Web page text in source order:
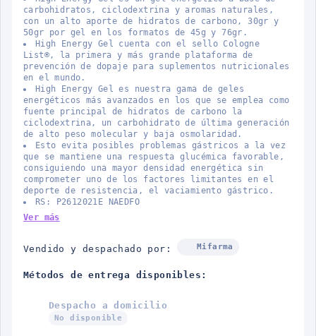
carbohidratos, ciclodextrina y aromas naturales,
con un alto aporte de hidratos de carbono, 30gr y
50gr por gel en los formatos de 45g y 76gr.
High Energy Gel cuenta con el sello Cologne
List®, la primera y más grande plataforma de
prevención de dopaje para suplementos nutricionales
en el mundo.
High Energy Gel es nuestra gama de geles
energéticos más avanzados en los que se emplea como
fuente principal de hidratos de carbono la
ciclodextrina, un carbohidrato de última generación
de alto peso molecular y baja osmolaridad.
Esto evita posibles problemas gástricos a la vez
que se mantiene una respuesta glucémica favorable,
consiguiendo una mayor densidad energética sin
comprometer uno de los factores limitantes en el
deporte de resistencia, el vaciamiento gástrico.
RS: P2612021E NAEDFO
Ver más
Vendido y despachado por: Mifarma
Métodos de entrega disponibles:
Despacho a domicilio
No disponible